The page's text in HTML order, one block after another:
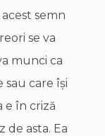
semn
se va
munci ca
care îşi
e în criză
de asta. Ea